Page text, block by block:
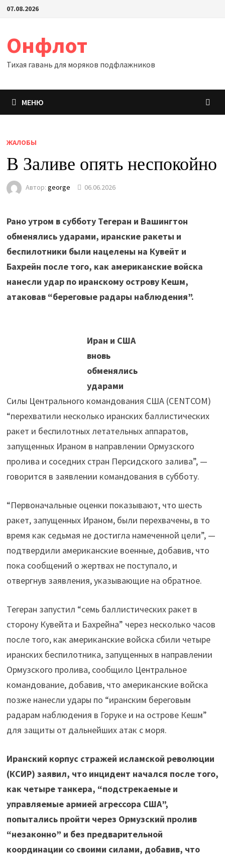
Перейти
07.08.2026
Онфлот
Тихая гавань для моряков подфлажников
МЕНЮ
ЖАЛОБЫ
В Заливе опять неспокойно
Автор: george 06.06.2026
Рано утром в субботу Тегеран и Вашингтон
обменялись ударами, иранские ракеты и
беспилотники были нацелены на Кувейт и
Бахрейн после того, как американские войска
нанесли удар по иранскому острову Кешм,
атаковав “береговые радары наблюдения”.
Иран и США
вновь
обменялись
ударами
Силы Центрального командования США (CENTCOM)
“перехватили несколько иранских баллистических
ракет и беспилотных летательных аппаратов,
запущенных Ираном в направлении Ормузского
пролива и соседних стран Персидского залива”, —
говорится в заявлении командования в субботу.
“Первоначальные оценки показывают, что шесть
ракет, запущенных Ираном, были перехвачены, в то
время как седьмая не достигла намеченной цели”, —
подтвердили американские военные, добавив, что
пока сообщений о жертвах не поступало, и
отвергнув заявления, указывающие на обратное.
Тегеран запустил “семь баллистических ракет в
сторону Кувейта и Бахрейна” через несколько часов
после того, как американские войска сбили четыре
иранских беспилотника, запущенных в направлении
Ормузского пролива, сообщило Центральное
командование, добавив, что американские войска
позже нанесли удары по “иранским береговым
радарам наблюдения в Горуке и на острове Кешм”
для защиты от дальнейших атак с моря.
Иранский корпус стражей исламской революции
(КСИР) заявил, что инцидент начался после того,
как четыре танкера, “подстрекаемые и
управляемые армией агрессора США”,
попытались пройти через Ормузский пролив
“незаконно” и без предварительной
координации со своими силами, добавив, что